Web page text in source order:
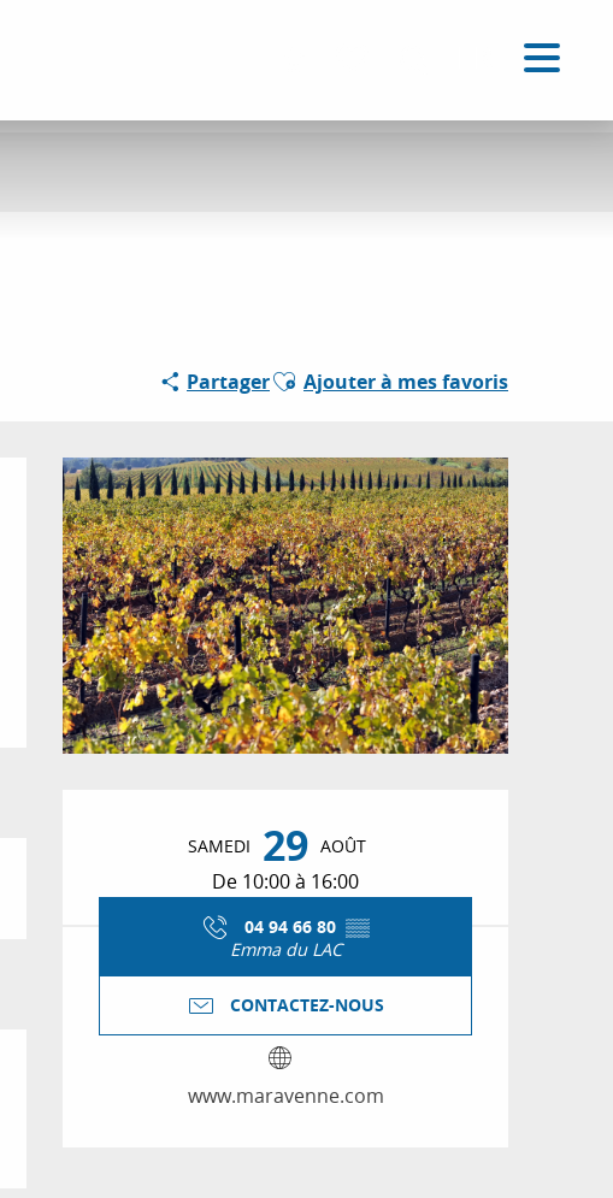
PartagerAjouter aux favoris
Ajouter à mes favoris
Ouverture et
SAMEDI 29 AOÛT
De 10:00 à 16:00
04 94 66 80 ▒▒
Emma du LAC
CONTACTEZ-NOUS
www.maravenne.com